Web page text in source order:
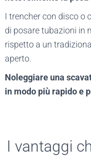
I trencher con disco o
di posare tubazioni in
rispetto a un
aperto.
Noleggiare una
in modo più rapido e
I vantaggi